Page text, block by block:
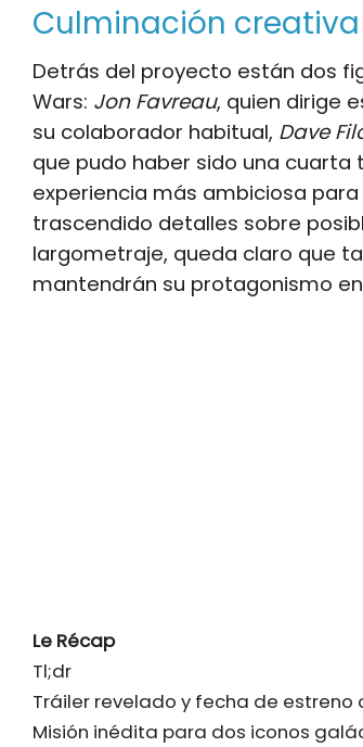
Culminación
Detrás del proyecto están dos
Wars: Jon Favreau, quien dirige
su colaborador habitual, Dave
que pudo haber sido una
experiencia más ambiciosa
trascendido detalles sobre
largometraje, queda claro que
mantendrán su protagonismo
Le Récap
Tl;dr
Tráiler revelado y fecha de
Misión inédita para dos iconos